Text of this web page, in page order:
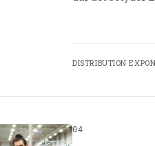
DISTRIBUTION·
04